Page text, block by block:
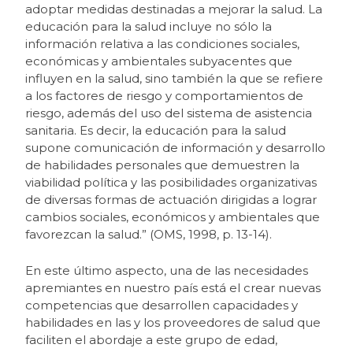
adoptar medidas destinadas a mejorar la salud. La
educación para la salud incluye no sólo la
información relativa a las condiciones sociales,
económicas y ambientales subyacentes que
influyen en la salud, sino también la que se refiere
a los factores de riesgo y comportamientos de
riesgo, además del uso del sistema de asistencia
sanitaria. Es decir, la educación para la salud
supone comunicación de información y desarrollo
de habilidades personales que demuestren la
viabilidad política y las posibilidades organizativas
de diversas formas de actuación dirigidas a lograr
cambios sociales, económicos y ambientales que
favorezcan la salud.” (OMS, 1998, p. 13-14).
En este último aspecto, una de las necesidades
apremiantes en nuestro país está el crear nuevas
competencias que desarrollen capacidades y
habilidades en las y los proveedores de salud que
faciliten el abordaje a este grupo de edad,